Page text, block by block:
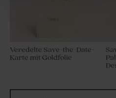
Veredelte Save-the-Date-
Karte mit Goldfolie